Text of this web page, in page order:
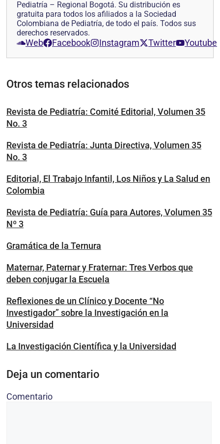
Pediatría – Regional Bogotá. Su distribución es
gratuita para todos los afiliados a la Sociedad
Colombiana de Pediatría, de todo el país. Todos sus
derechos reservados.
Web Facebook Instagram Twitter Youtube
Otros temas relacionados
Revista de Pediatría: Comité Editorial, Volumen 35
No. 3
Revista de Pediatría: Junta Directiva, Volumen 35
No. 3
Editorial, El Trabajo Infantil, Los Niños y La Salud en
Colombia
Revista de Pediatría: Guía para Autores, Volumen 35
Nº 3
Gramática de la Ternura
Maternar, Paternar y Fraternar: Tres Verbos que
deben conjugar la Escuela
Reflexiones de un Clínico y Docente “No
Investigador” sobre la Investigación en la
Universidad
La Investigación Científica y la Universidad
Deja un comentario
Comentario